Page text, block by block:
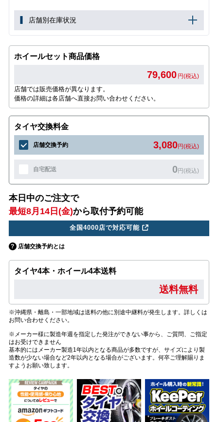
店舗別在庫状況
ホイールセット商品価格
79,600 円(税込)
店舗では販売価格が異なります。
価格の詳細は各店舗へ直接お問い合わせください。
タイヤ交換料金
店舗交換予約 3,080円(税込)
自宅配送 0円(税込)
本日中のご注文で
最短8月14日(金)から取付予約可能
全国4000店で対応可能
店舗交換予約とは
タイヤ4本・ホイール4本送料
送料無料
※沖縄県・離島・一部地域は送料の他に別途中継料が発生します。詳しくは
お問い合わせください。
※メーカー様に製造年週を指定した発注ができない事から、ご質問、ご指定
はお受けできません
基本的にはメーカー製造1年以内となる商品が多数ですが、サイズにより製
造数が少ない場合など2年以内となる場合がございます。何卒ご理解賜りま
すようお願い致します。